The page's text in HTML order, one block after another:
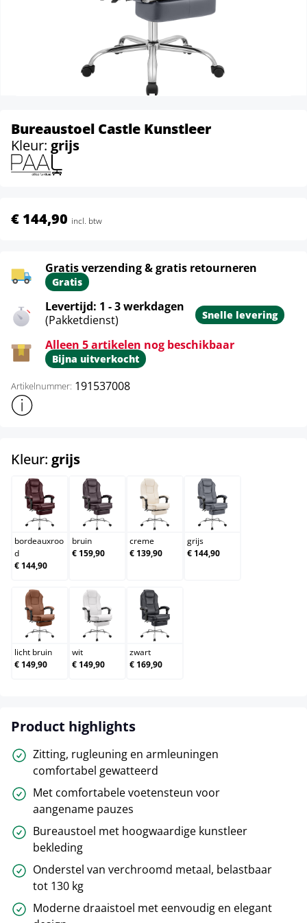
Bureaustoel Castle Kunstleer
Kleur: grijs
€ 144,90 incl. btw
Gratis verzending & gratis retourneren
Gratis
Levertijd: 1 - 3 werkdagen
(Pakketdienst)
Snelle levering
Alleen 5 artikelen nog beschikbaar
Bijna uitverkocht
Artikelnummer: 191537008
Toon meer productinformatie
Kleur: grijsselect
bordeauxrood
bordeauxroo
d
€ 144,90
bruin
bruin
€ 159,90
creme
creme
€ 139,90
grijs
grijs
€ 144,90
licht bruin
licht bruin
€ 149,90
wit
wit
€ 149,90
zwart
zwart
€ 169,90
Product highlights
Zitting, rugleuning en armleuningen
comfortabel gewatteerd
Met comfortabele voetensteun voor
aangename pauzes
Bureaustoel met hoogwaardige kunstleer
bekleding
Onderstel van verchroomd metaal, belastbaar
tot 130 kg
Moderne draaistoel met eenvoudig en elegant